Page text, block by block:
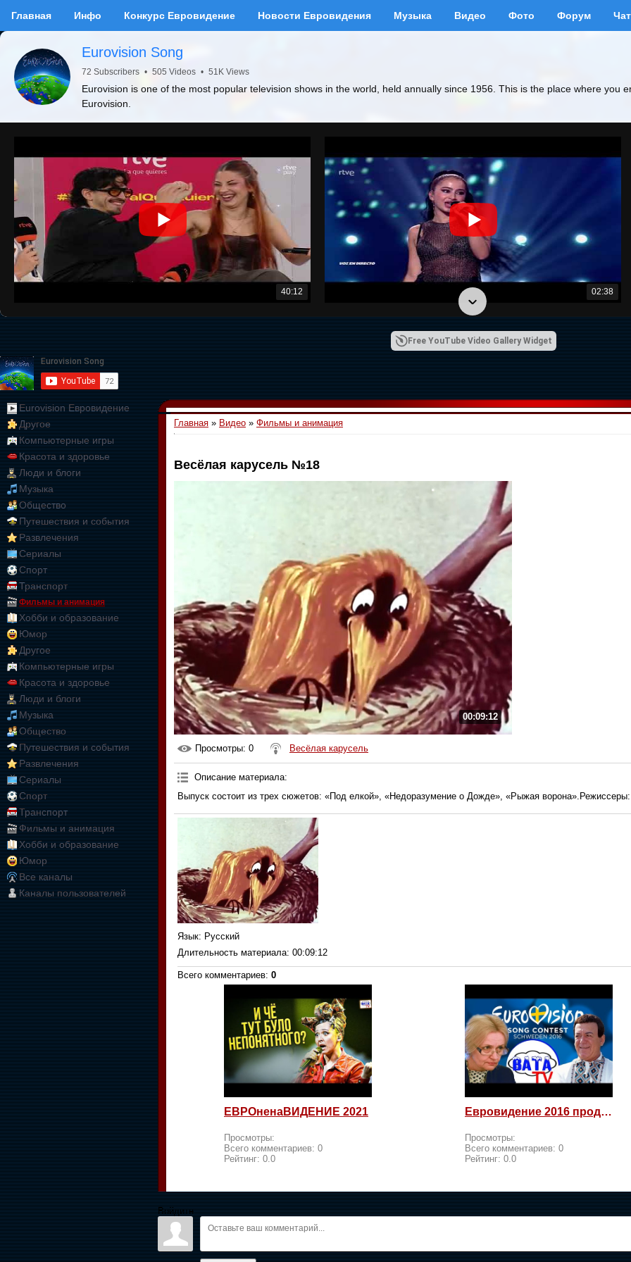
Главная Инфо Конкурс Евровидение Новости Евровидения Музыка Видео Фото Форум Чат
Eurovision Song
72 Subscribers • 505 Videos • 51K Views
Eurovision is one of the most popular television shows in the world, held annually since 1956. This is the place where you
Eurovision.
40:12 02:38
Free YouTube Video Gallery Widget
Eurovision Евровидение
Другое
Компьютерные игры
Красота и здоровье
Люди и блоги
Музыка
Общество
Путешествия и события
Развлечения
Сериалы
Спорт
Транспорт
Фильмы и анимация
Хобби и образование
Юмор
Другое
Компьютерные игры
Красота и здоровье
Люди и блоги
Музыка
Общество
Путешествия и события
Развлечения
Сериалы
Спорт
Транспорт
Фильмы и анимация
Хобби и образование
Юмор
Все каналы
Каналы пользователей
Главная » Видео » Фильмы и анимация
Весёлая карусель №18
00:09:12
Просмотры: 0 Весёлая карусель
Описание материала:
Выпуск состоит из трех сюжетов: «Под елкой», «Недоразумение о Дожде», «Рыжая
Язык: Русский
Длительность материала: 00:09:12
Всего комментариев: 0
ЕВРОненаВИДЕНИЕ 2021
Просмотры:
Всего комментариев: 0
Рейтинг: 0.0
Евровидение 2016 продолжается! Россия возмущается и посылает
Просмотры:
Всего комментариев: 0
Рейтинг: 0.0
Войдите: